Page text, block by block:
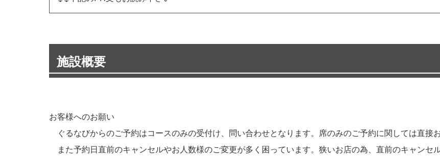
施設概要
お客様へのお願い
ぐるなびからのご予約はコースのみの受付け、問い合わせとなります。席のみのご予約に関しては直接
また予約日直前のキャンセルやお人数様のご変更が多く困っています。狭いお店の為、直前のキャンセ